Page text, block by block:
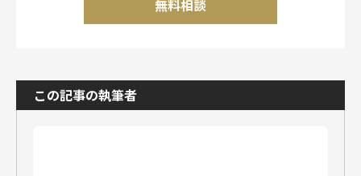
無料相談
この記事の執筆者